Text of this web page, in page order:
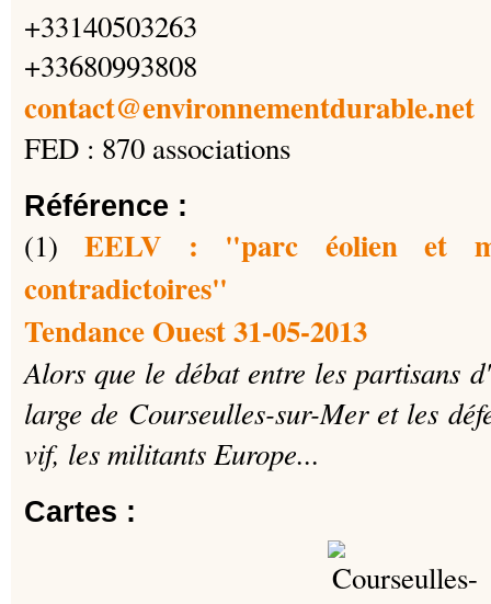
+33140503263
+33680993808
contact@environnementdurable.net
FED : 870 associations
Référence :
(1)EELV : "parc éolien et
contradictoires"
Tendance Ouest 31-05-2013
Alors que le débat entre les partisans
large de Courseulles-sur-Mer et les
vif, les militants Europe...
Cartes :